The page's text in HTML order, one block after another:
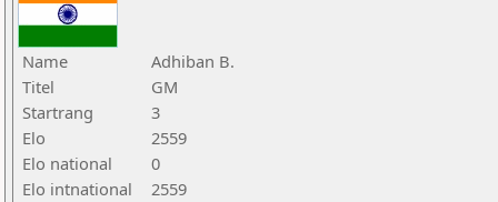
Name
Adhiban B.
Titel
GM
Startrang
3
Elo
2559
Elo national
0
Elo intnational
2559